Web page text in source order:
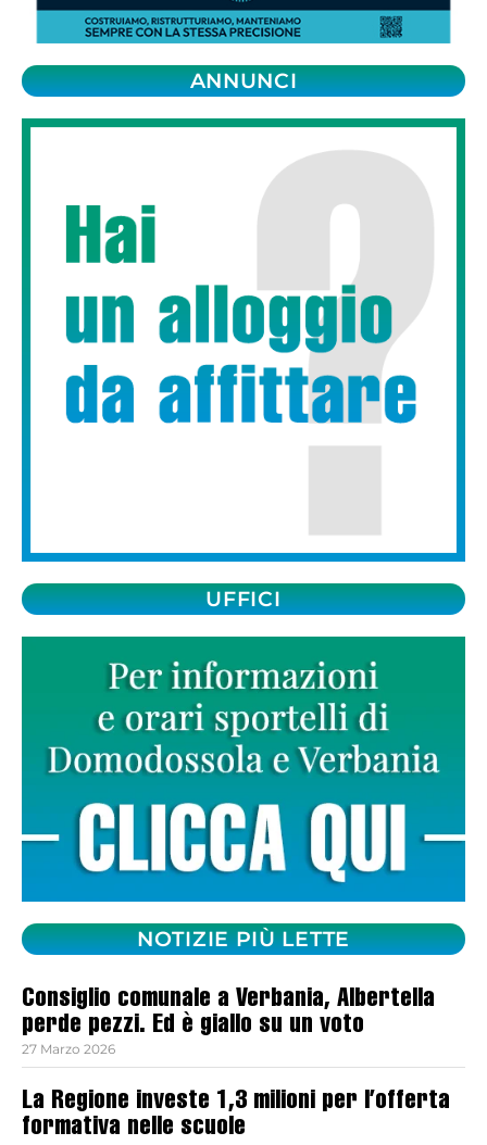
ANNUNCI
UFFICI
NOTIZIE PIÙ LETTE
Consiglio comunale a Verbania, Albertella
perde pezzi. Ed è giallo su un voto
27 Marzo 2026
La Regione investe 1,3 milioni per l’offerta
formativa nelle scuole